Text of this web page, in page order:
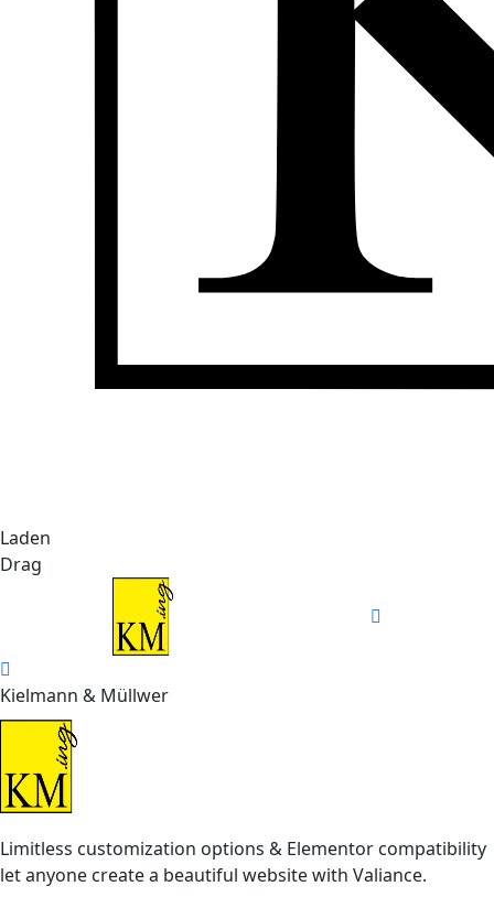
Laden
Drag
Kielmann & Müllwer
Limitless customization options & Elementor compatibility
let anyone create a beautiful website with Valiance.